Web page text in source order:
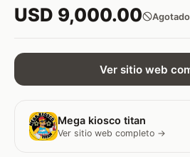
USD 9,000.00 Agotado
Ver sitio web
Mega kiosco titan
Ver sitio web completo →